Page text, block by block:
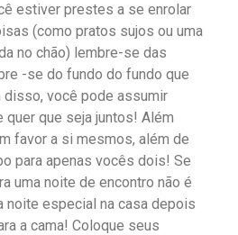
estiver prestes a se enrolar
(como pratos sujos ou uma
no chão) lembre-se das
-se do fundo do fundo que
você pode assumir
quer que seja juntos! Além
favor a si mesmos, além de
para apenas vocês dois! Se
uma noite de encontro não é
noite especial na casa depois
a cama! Coloque seus